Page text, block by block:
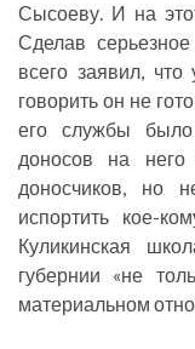
Сысоеву. И на
Сделав
всего заявил,
говорить он не
его службы
доносов на
доносчиков, но
испортить кое-
Куликинская
губернии «не
материальном